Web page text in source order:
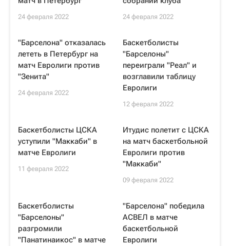
24 февраля 2022 24 февраля 2022
"Барселона" отказалась
лететь в Петербург на
матч Евролиги против
"Зенита"
24 февраля 2022
Баскетболисты
"Барселоны"
переиграли "Реал" и
возглавили таблицу
Евролиги
12 февраля 2022
Баскетболисты ЦСКА
уступили "Маккаби" в
матче Евролиги
11 февраля 2022
Итудис полетит с ЦСКА
на матч баскетбольной
Евролиги против
"Маккаби"
09 февраля 2022
Баскетболисты
"Барселоны"
разгромили
"Панатинаикос" в матче
"Барселона" победила
АСВЕЛ в матче
баскетбольной
Евролиги